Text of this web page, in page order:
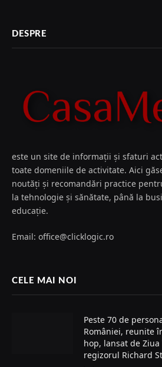
DESPRE
este un site de informații și sfaturi
toate domeniile de activitate. Aici
noutăți și recomandări practice
la tehnologie și sănătate, până la
educație.
Email: office@clicklogic.ro
CELE MAI NOI
Peste 70 de
României, reunite
hop, lansat de
regizorul Richard